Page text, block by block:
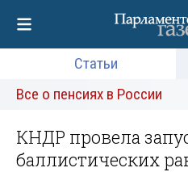
Статьи
Все о пенсиях в России
КНДР провела
баллистических